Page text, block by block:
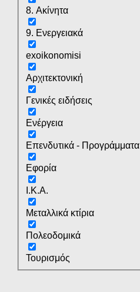
8. Ακίνητα
9. Ενεργειακά
exoikonomisi
Αρχιτεκτονική
Γενικές ειδήσεις
Ενέργεια
Επενδυτικά - Προγράμματα
Εφορία
Ι.Κ.Α.
Μεταλλικά κτίρια
Πολεοδομικά
Τουρισμός